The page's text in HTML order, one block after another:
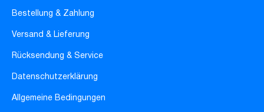
Bestellung & Zahlung
Versand & Lieferung
Rücksendung & Service
Datenschutzerklärung
Allgemeine Bedingungen